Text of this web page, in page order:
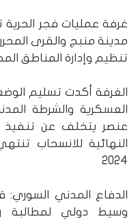
غرفة عمليات فجر
مدينة منبج والقرى
تنظيم وإدارة المناطق
الغرفة أكدت تسليم
العسكرية والشرطة
عنصر يتخلف عن تنفيذ
2024
‏الدفاع المدني السوري:
وسيط دولي لمطالبة